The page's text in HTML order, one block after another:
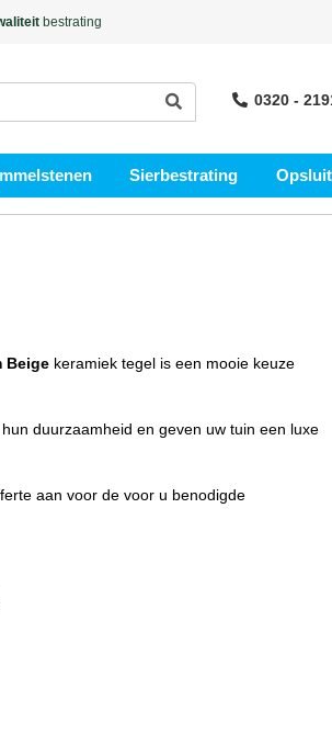
bestrating
0320 -
Sierbestrating
Beigekeramiek tegel is een mooie keuze
duurzaamheid en geven uw tuin een luxe
aan voor de voor u benodigde